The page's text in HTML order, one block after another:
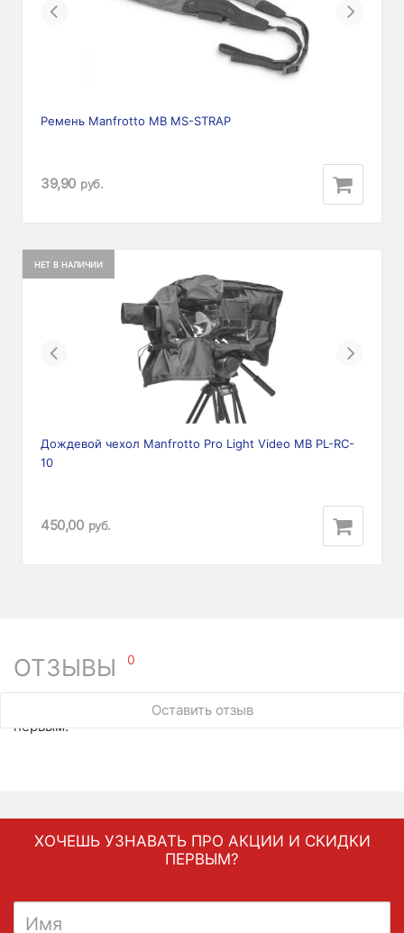
Previous Next
Ремень Manfrotto MB MS-STRAP
39,90 руб.
НЕТ В НАЛИЧИИ
Previous Next
Дождевой чехол Manfrotto Pro Light Video MB PL-RC-
10
450,00 руб.
ОТЗЫВЫ 0
Оставить отзыв
У этого товара нет ни одного отзыва. Вы можете стать
первым.
ХОЧЕШЬ УЗНАВАТЬ ПРО АКЦИИ И СКИДКИ
ПЕРВЫМ?